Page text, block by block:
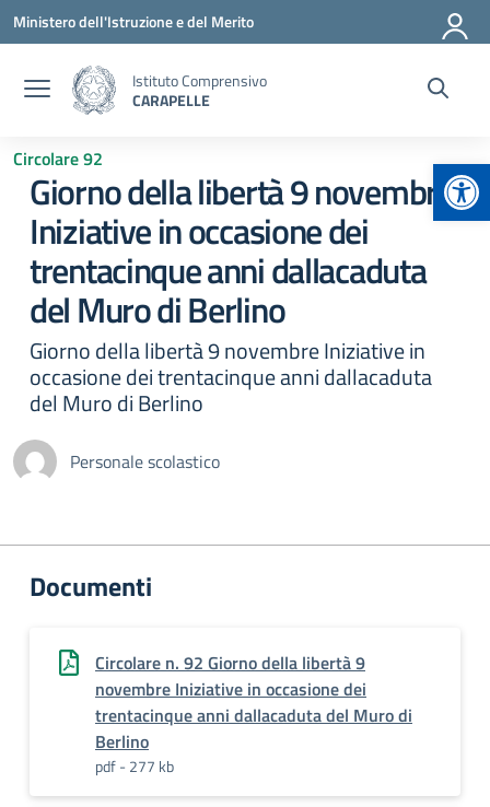
Vai ai contenuti
Vai al menu di navigazione
Vai al footer
Ministero dell'Istruzione e del Merito
Istituto Comprensivo
CARAPELLE
Circolare 92
Giorno della libertà 9 novembre
Iniziative in occasione dei
trentacinque anni dallacaduta
del Muro di Berlino
Giorno della libertà 9 novembre Iniziative in
occasione dei trentacinque anni dallacaduta
del Muro di Berlino
Personale scolastico
Documenti
Circolare n. 92 Giorno della libertà 9
novembre Iniziative in occasione dei
trentacinque anni dallacaduta del Muro di
Berlino
pdf - 277 kb